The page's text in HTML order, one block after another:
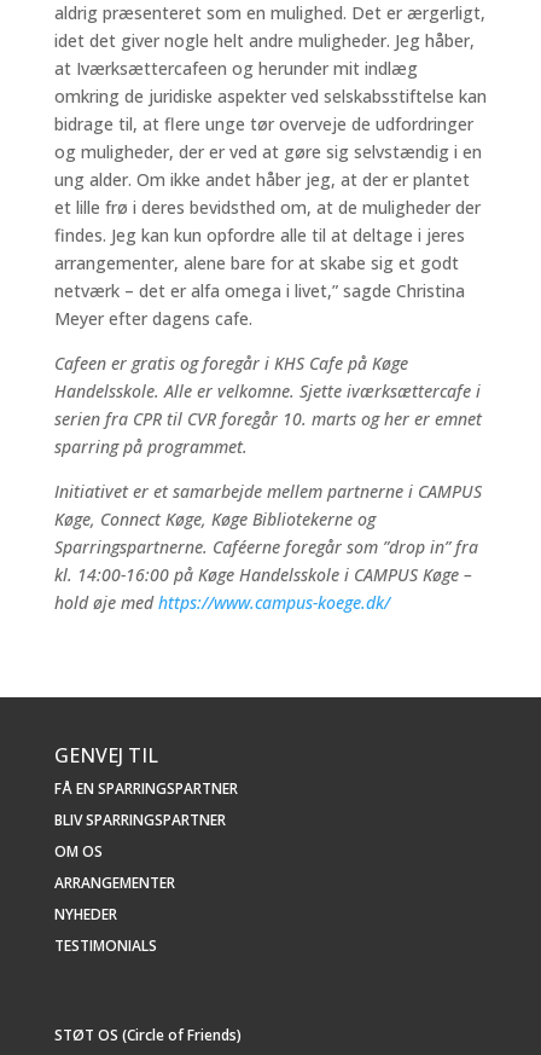
aldrig præsenteret som en mulighed. Det er ærgerligt,
idet det giver nogle helt andre muligheder. Jeg håber,
at Iværksættercafeen og herunder mit indlæg
omkring de juridiske aspekter ved selskabsstiftelse kan
bidrage til, at flere unge tør overveje de udfordringer
og muligheder, der er ved at gøre sig selvstændig i en
ung alder. Om ikke andet håber jeg, at der er plantet
et lille frø i deres bevidsthed om, at de muligheder der
findes. Jeg kan kun opfordre alle til at deltage i jeres
arrangementer, alene bare for at skabe sig et godt
netværk – det er alfa omega i livet,” sagde Christina
Meyer efter dagens cafe.
Cafeen er gratis og foregår i KHS Cafe på Køge
Handelsskole. Alle er velkomne. Sjette iværksættercafe i
serien fra CPR til CVR foregår 10. marts og her er emnet
sparring på programmet.
Initiativet er et samarbejde mellem partnerne i CAMPUS
Køge, Connect Køge, Køge Bibliotekerne og
Sparringspartnerne. Caféerne foregår som ”drop in” fra
kl. 14:00-16:00 på Køge Handelsskole i CAMPUS Køge –
hold øje medhttps://www.campus-koege.dk/
GENVEJ TIL
FÅ EN SPARRINGSPARTNER
BLIV SPARRINGSPARTNER
OM OS
ARRANGEMENTER
NYHEDER
TESTIMONIALS
STØT OS (Circle of Friends)